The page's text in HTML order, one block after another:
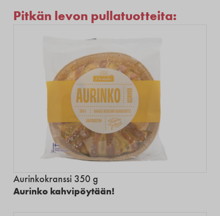
Pitkän levon pullatuotteita:
Aurinkokranssi 350 g
Aurinko kahvipöytään!